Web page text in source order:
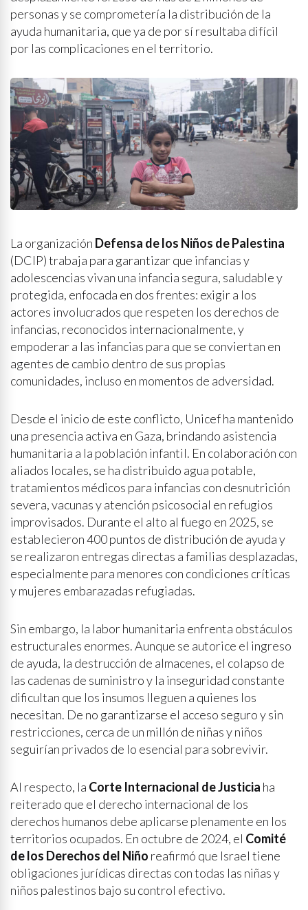
personas y se comprometería la distribución de la
ayuda humanitaria, que ya de por sí resultaba difícil
por las complicaciones en el territorio.
La organización Defensa de los Niños de Palestina
(DCIP) trabaja para garantizar que infancias y
adolescencias vivan una infancia segura, saludable y
protegida, enfocada en dos frentes: exigir a los
actores involucrados que respeten los derechos de
infancias, reconocidos internacionalmente, y
empoderar a las infancias para que se conviertan en
agentes de cambio dentro de sus propias
comunidades, incluso en momentos de adversidad.
Desde el inicio de este conflicto, Unicef ha mantenido
una presencia activa en Gaza, brindando asistencia
humanitaria a la población infantil. En colaboración con
aliados locales, se ha distribuido agua potable,
tratamientos médicos para infancias con desnutrición
severa, vacunas y atención psicosocial en refugios
improvisados. Durante el alto al fuego en 2025, se
establecieron 400 puntos de distribución de ayuda y
se realizaron entregas directas a familias desplazadas,
especialmente para menores con condiciones críticas
y mujeres embarazadas refugiadas.
Sin embargo, la labor humanitaria enfrenta obstáculos
estructurales enormes. Aunque se autorice el ingreso
de ayuda, la destrucción de almacenes, el colapso de
las cadenas de suministro y la inseguridad constante
dificultan que los insumos lleguen a quienes los
necesitan. De no garantizarse el acceso seguro y sin
restricciones, cerca de un millón de niñas y niños
seguirían privados de lo esencial para sobrevivir.
Al respecto, la Corte Internacional de Justicia ha
reiterado que el derecho internacional de los
derechos humanos debe aplicarse plenamente en los
territorios ocupados. En octubre de 2024, el Comité
de los Derechos del Niño reafirmó que Israel tiene
obligaciones jurídicas directas con todas las niñas y
niños palestinos bajo su control efectivo.